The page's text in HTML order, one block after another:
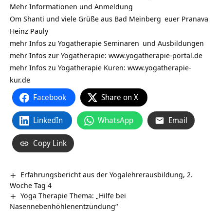
Mehr Informationen und Anmeldung
Om Shanti und viele Grüße aus Bad Meinberg euer Pranava
Heinz Pauly
mehr Infos zu Yogatherapie Seminaren und Ausbildungen
mehr Infos zur Yogatherapie: www.yogatherapie-portal.de
mehr Infos zu Yogatherapie Kuren: www.yogatherapie-
kur.de
Facebook Share on X
LinkedIn WhatsApp Email
Copy Link
Erfahrungsbericht aus der Yogalehrerausbildung, 2.
Woche Tag 4
Yoga Therapie Thema: „Hilfe bei
Nasennebenhöhlenentzündung“